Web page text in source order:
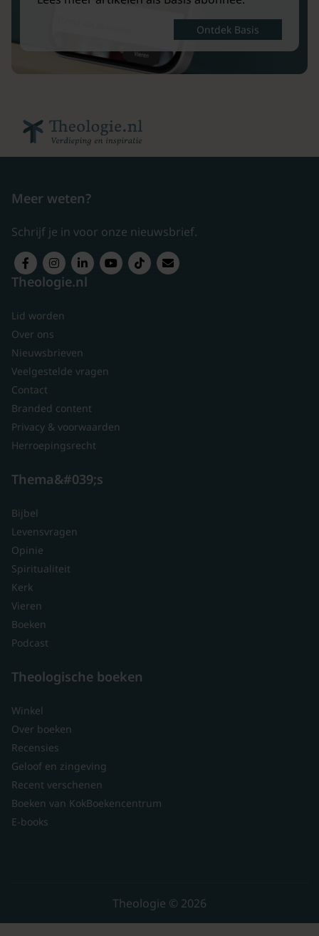
Ontdek Basis
Meer weten?
Schrijf je in voor onze nieuwsbrief.
Theologie.nl
Lid worden
Over ons
Nieuwsbrieven
Veelgestelde vragen
Contact
Branded content
Privacy & voorwaarden
Herroepingsrecht
Thema&#039;s
Bijbel
Levensvragen
Opinie
Spiritualiteit
Kerk
Vieren
Boeken
Podcast
Theologische boeken
Winkel
Over boeken
Recensies
Geloof en zingeving
Recent verschenen
Boeken van KokBoekencentrum
E-books
Theologie © 2026